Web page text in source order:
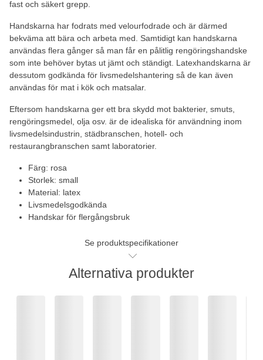
fast och säkert grepp.
Handskarna har fodrats med velourfodrade och är därmed
bekväma att bära och arbeta med. Samtidigt kan handskarna
användas flera gånger så man får en pålitlig rengöringshandske
som inte behöver bytas ut jämt och ständigt. Latexhandskarna är
dessutom godkända för livsmedelshantering så de kan även
användas för mat i kök och matsalar.
Eftersom handskarna ger ett bra skydd mot bakterier, smuts,
rengöringsmedel, olja osv. är de idealiska för användning inom
livsmedelsindustrin, städbranschen, hotell- och
restaurangbranschen samt laboratorier.
Färg: rosa
Storlek: small
Material: latex
Livsmedelsgodkända
Handskar för flergångsbruk
Se produktspecifikationer
Alternativa produkter